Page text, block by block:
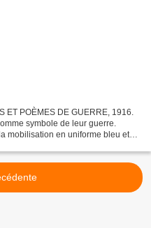
ET POÈMES DE GUERRE, 1916.
symbole de leur guerre.
mobilisation en uniforme bleu et